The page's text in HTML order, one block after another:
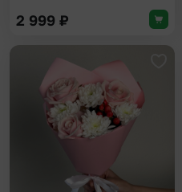
2 999 ₽